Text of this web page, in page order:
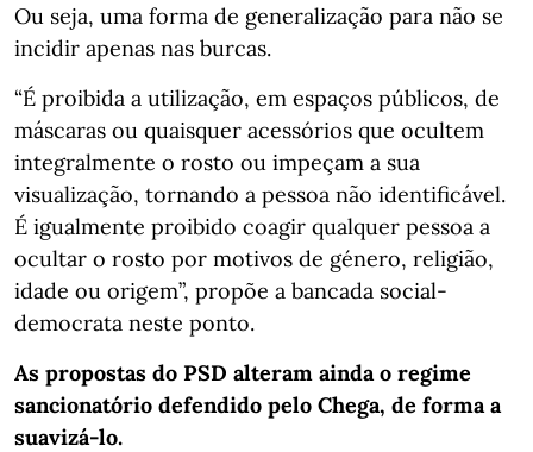
Ou seja, uma forma de generalização para não se
incidir apenas nas burcas.
“É proibida a utilização, em espaços públicos, de
máscaras ou quaisquer acessórios que ocultem
integralmente o rosto ou impeçam a sua
visualização, tornando a pessoa não identificável.
É igualmente proibido coagir qualquer pessoa a
ocultar o rosto por motivos de género, religião,
idade ou origem”, propõe a bancada social-
democrata neste ponto.
As propostas do PSD alteram ainda o regime
sancionatório defendido pelo Chega, de forma a
suavizá-lo.